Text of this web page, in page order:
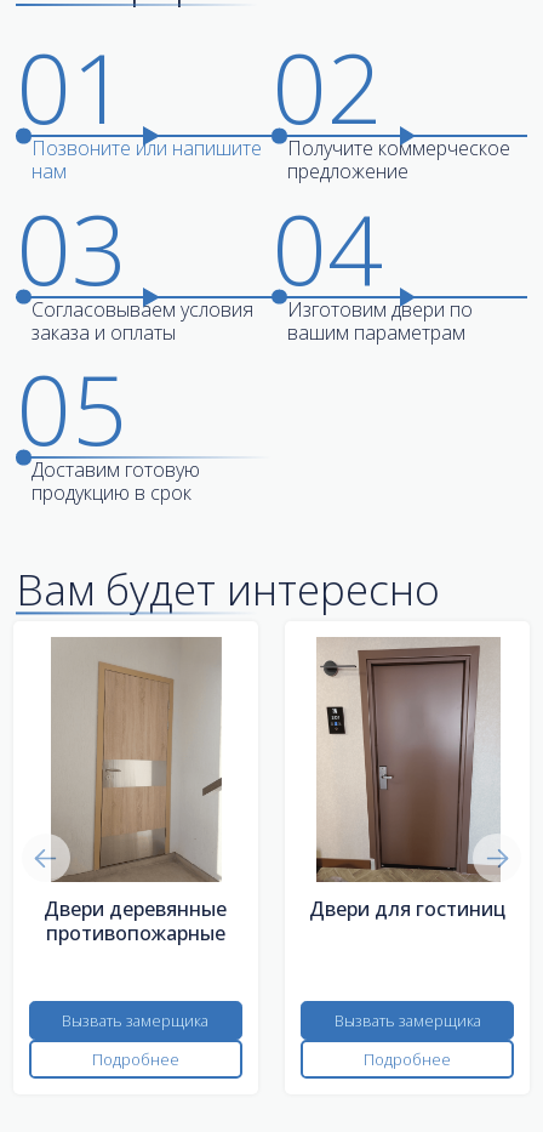
01
Позвоните или напишите
нам
02
Получите коммерческое
предложение
03
Согласовываем условия
заказа и оплаты
04
Изготовим двери по
вашим параметрам
05
Доставим готовую
продукцию в срок
Вам будет интересно
Двери деревянные
противопожарные
Вызвать замерщика
Подробнее
Двери для гостиниц
Вызвать замерщика
Подробнее